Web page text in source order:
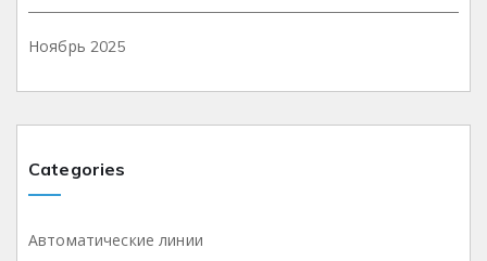
Ноябрь 2025
Categories
Автоматические линии